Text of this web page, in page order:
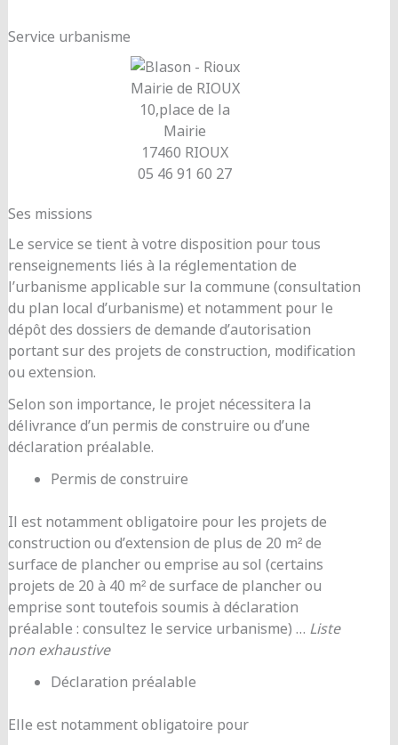
Service urbanisme
Mairie de RIOUX
10,place de la
Mairie
17460 RIOUX
05 46 91 60 27
Ses missions
Le service se tient à votre disposition pour tous
renseignements liés à la réglementation de
l’urbanisme applicable sur la commune (consultation
du plan local d’urbanisme) et notamment pour le
dépôt des dossiers de demande d’autorisation
portant sur des projets de construction, modification
ou extension.
Selon son importance, le projet nécessitera la
délivrance d’un permis de construire ou d’une
déclaration préalable.
Permis de construire
Il est notamment obligatoire pour les projets de
construction ou d’extension de plus de 20 m² de
surface de plancher ou emprise au sol (certains
projets de 20 à 40 m² de surface de plancher ou
emprise sont toutefois soumis à déclaration
préalable : consultez le service urbanisme) … Liste
non exhaustive
Déclaration préalable
Elle est notamment obligatoire pour